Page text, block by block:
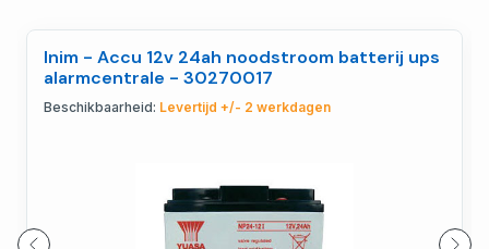
Inim - Accu 12v 24ah noodstroom batterij ups
alarmcentrale - 30270017
Beschikbaarheid: Levertijd +/- 2 werkdagen